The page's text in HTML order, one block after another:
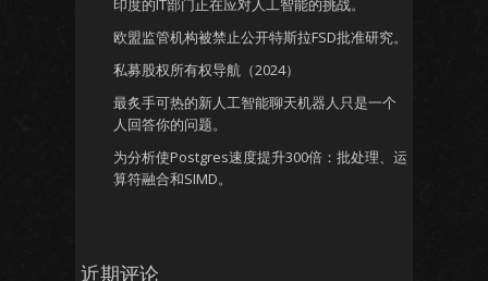
印度的IT部门正在应对人工智能的挑战。
欧盟监管机构被禁止公开特斯拉FSD批准研究。
私募股权所有权导航（2024）
最炙手可热的新人工智能聊天机器人只是一个
人回答你的问题。
为分析使Postgres速度提升300倍：批处理、运
算符融合和SIMD。
近期评论